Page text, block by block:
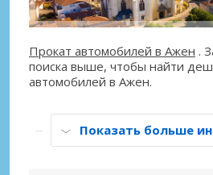
Прокат автомобилей в Ажен .
поиска выше, чтобы найти
автомобилей в Ажен.
Показать больше